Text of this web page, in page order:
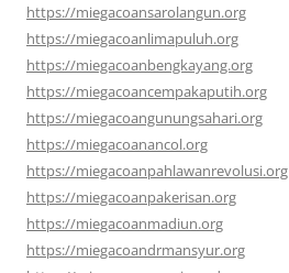
https://miegacoansarolangun.org
https://miegacoanlimapuluh.org
https://miegacoanbengkayang.org
https://miegacoancempakaputih.org
https://miegacoangunungsahari.org
https://miegacoanancol.org
https://miegacoanpahlawanrevolusi.org
https://miegacoanpakerisan.org
https://miegacoanmadiun.org
https://miegacoandrmansyur.org